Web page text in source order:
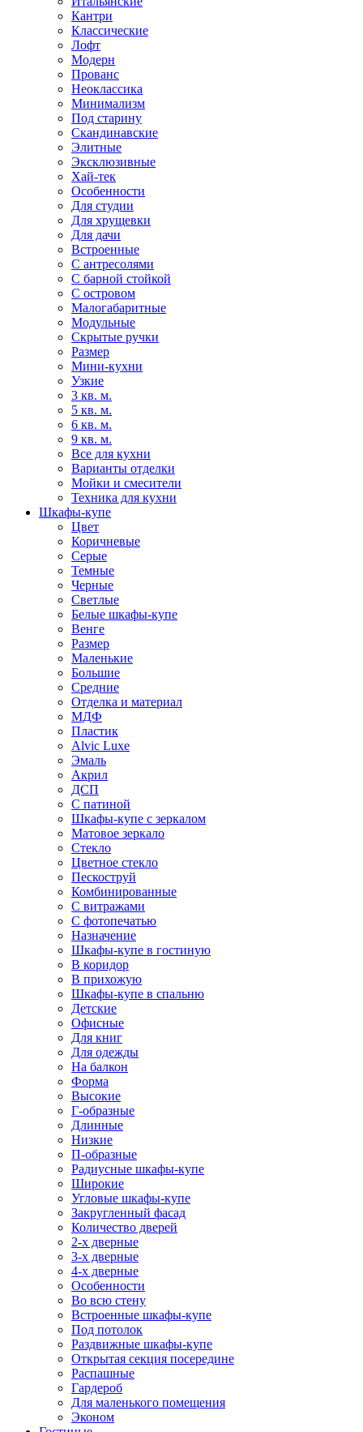
Кантри
Классические
Лофт
Модерн
Прованс
Неоклассика
Минимализм
Под старину
Скандинавские
Элитные
Эксклюзивные
Хай-тек
Особенности
Для студии
Для хрущевки
Для дачи
Встроенные
С антресолями
С барной стойкой
С островом
Малогабаритные
Модульные
Скрытые ручки
Размер
Мини-кухни
Узкие
3 кв. м.
5 кв. м.
6 кв. м.
9 кв. м.
Все для кухни
Варианты отделки
Мойки и смесители
Техника для кухни
Шкафы-купе
Цвет
Коричневые
Серые
Темные
Черные
Светлые
Белые шкафы-купе
Венге
Размер
Маленькие
Большие
Средние
Отделка и материал
МДФ
Пластик
Alvic Luxe
Эмаль
Акрил
ДСП
С патиной
Шкафы-купе с зеркалом
Матовое зеркало
Стекло
Цветное стекло
Пескоструй
Комбинированные
С витражами
С фотопечатью
Назначение
Шкафы-купе в гостиную
В коридор
В прихожую
Шкафы-купе в спальню
Детские
Офисные
Для книг
Для одежды
На балкон
Форма
Высокие
Г-образные
Длинные
Низкие
П-образные
Радиусные шкафы-купе
Широкие
Угловые шкафы-купе
Закругленный фасад
Количество дверей
2-х дверные
3-х дверные
4-х дверные
Особенности
Во всю стену
Встроенные шкафы-купе
Под потолок
Раздвижные шкафы-купе
Открытая секция посередине
Распашные
Гардероб
Для маленького помещения
Эконом